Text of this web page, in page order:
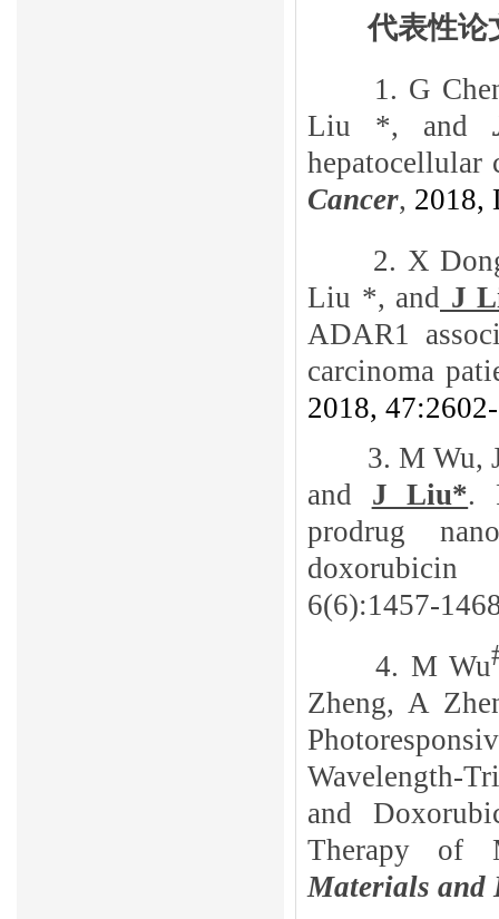
代表性论
1. G
Liu *, and
hepatocellular
Cancer, 2018,
2. X
Liu *, and J
ADAR1
carcinoma
2018,
3. M Wu,
and J Liu*.
prodrug
6(6):1457-
4. M Wu
Zheng, A
Wavelength-
and
Therapy of
Materials and